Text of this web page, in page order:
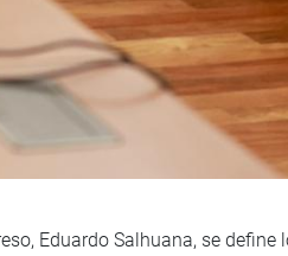
Eduardo Salhuana, se